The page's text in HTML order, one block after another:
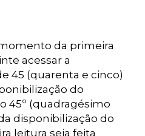
da primeira
acessar a
45 (quarenta e cinco)
do
45º (quadragésimo
disponibilização do
leitura seja feita